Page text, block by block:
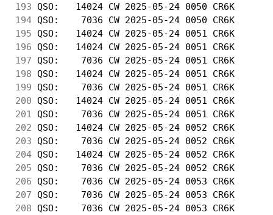
193 QSO:   14024 CW 2025-05-24 0050
194 QSO:    7036 CW 2025-05-24 0050
195 QSO:   14024 CW 2025-05-24 0051
196 QSO:   14024 CW 2025-05-24 0051
197 QSO:    7036 CW 2025-05-24 0051
198 QSO:   14024 CW 2025-05-24 0051
199 QSO:    7036 CW 2025-05-24 0051
200 QSO:   14024 CW 2025-05-24 0051
201
QSO:    7036 CW 2025-05-24 0051
202 QSO:   14024 CW 2025-05-24 0052
203 QSO:    7036 CW 2025-05-24 0052
204 QSO:   14024 CW 2025-05-24 0052
205 QSO:    7036 CW 2025-05-24 0052
206 QSO:    7036 CW 2025-05-24 0053
207 QSO:    7036 CW 2025-05-24 0053
208 QSO:    7036 CW 2025-05-24 0053